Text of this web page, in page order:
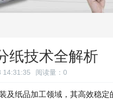
纸技术全解析
14:31:35 阅读量： 0
及纸品加工领域，其高效稳定